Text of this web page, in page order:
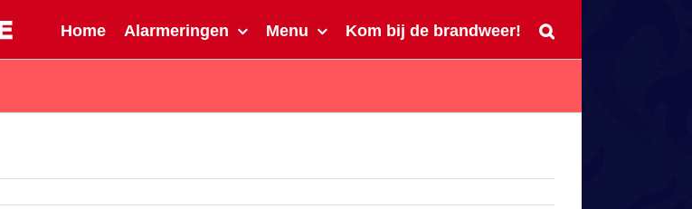
Home Alarmeringen Menu Kom bij de brandweer!